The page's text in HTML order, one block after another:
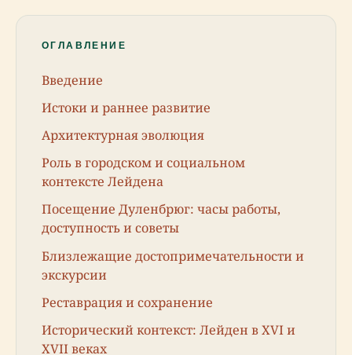
ОГЛАВЛЕНИЕ
Введение
Истоки и раннее развитие
Архитектурная эволюция
Роль в городском и социальном
контексте Лейдена
Посещение Дуленбрюг: часы работы,
доступность и советы
Близлежащие достопримечательности и
экскурсии
Реставрация и сохранение
Исторический контекст: Лейден в XVI и
XVII веках